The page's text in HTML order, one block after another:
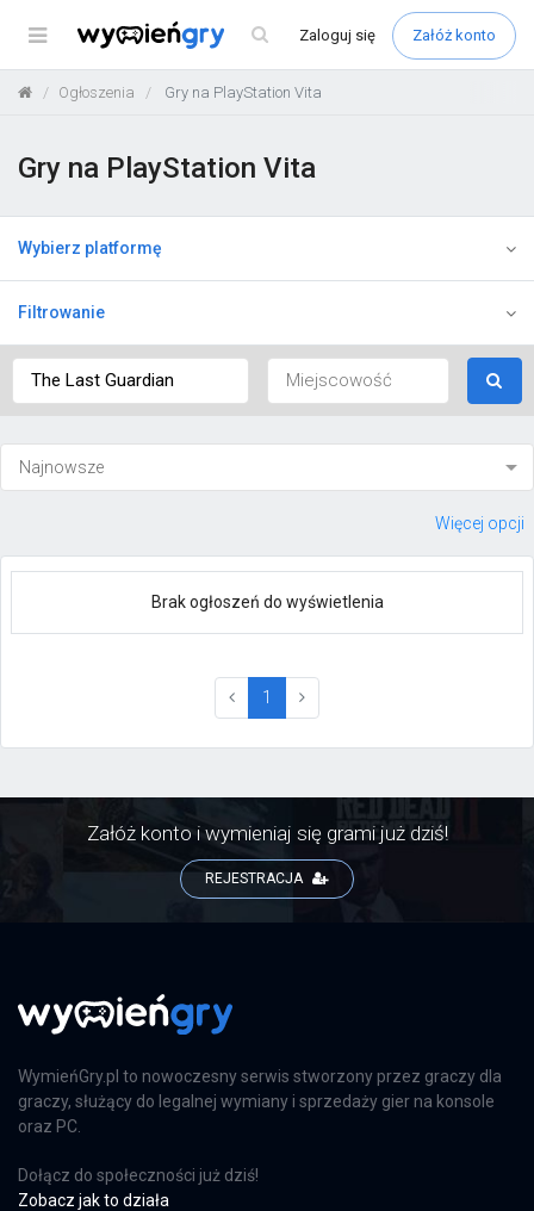
Menu Zaloguj się Załóż konto
Ogłoszenia Gry na PlayStation Vita
Gry na PlayStation Vita
Wybierz platformę
Filtrowanie
Więcej opcji
Brak ogłoszeń do wyświetlenia
1 (current)
Załóż konto i wymieniaj się grami już dziś!
REJESTRACJA
WymieńGry.pl to nowoczesny serwis stworzony przez graczy dla
graczy, służący do legalnej wymiany i sprzedaży gier na konsole
oraz PC.
Dołącz do społeczności już dziś!
Zobacz jak to działa